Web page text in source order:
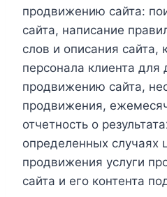
продвижению сайта:
сайта, написание
слов и описания сайта,
персонала клиента для
продвижению сайта,
продвижения,
отчетность о
определенных случаях
продвижения услуги
сайта и его контента